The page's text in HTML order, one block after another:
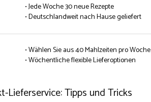
• Jede Woche 30 neue Rezepte
• Deutschlandweit nach Hause geliefert
• Wählen Sie aus 40 Mahlzeiten pro Woche
• Wöchentliche flexible Lieferoptionen
Lieferservice: Tipps und Tricks